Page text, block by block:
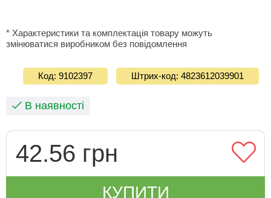
* Характеристики та комплектація товару можуть
змінюватися виробником без повідомлення
Код: 9102397 Штрих-код: 4823612039901
В наявності
42.56 грн
КУПИТИ